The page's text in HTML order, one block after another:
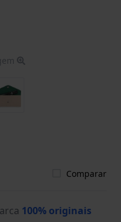
Comparar
100% originais